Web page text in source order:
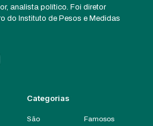
analista político. Foi diretor
do Instituto de Pesos e Medidas
Categorias
São
Famosos